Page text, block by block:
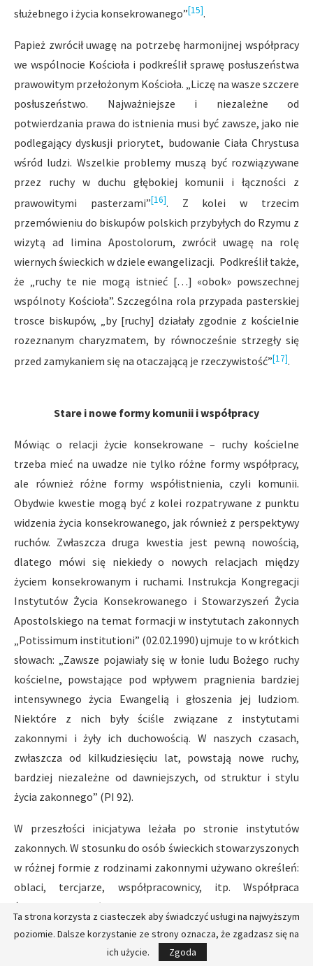
służebnego i życia konsekrowanego”[15].
Papież zwrócił uwagę na potrzebę harmonijnej współpracy
we wspólnocie Kościoła i podkreślił sprawę posłuszeństwa
prawowitym przełożonym Kościoła. „Liczę na wasze szczere
posłuszeństwo. Najważniejsze i niezależne od
potwierdzania prawa do istnienia musi być zawsze, jako nie
podlegający dyskusji priorytet, budowanie Ciała Chrystusa
wśród ludzi. Wszelkie problemy muszą być rozwiązywane
przez ruchy w duchu głębokiej komunii i łączności z
prawowitymi pasterzami”[16]. Z kolei w trzecim
przemówieniu do biskupów polskich przybyłych do Rzymu z
wizytą ad limina Apostolorum, zwrócił uwagę na rolę
wiernych świeckich w dziele ewangelizacji. Podkreślił także,
że „ruchy te nie mogą istnieć […] «obok» powszechnej
wspólnoty Kościoła”. Szczególna rola przypada pasterskiej
trosce biskupów, „by [ruchy] działały zgodnie z kościelnie
rozeznanym charyzmatem, by równocześnie strzegły się
przed zamykaniem się na otaczającą je rzeczywistość”[17].
Stare i nowe formy komunii i współpracy
Mówiąc o relacji życie konsekrowane – ruchy kościelne
trzeba mieć na uwadze nie tylko różne formy współpracy,
ale również różne formy współistnienia, czyli komunii.
Obydwie kwestie mogą być z kolei rozpatrywane z punktu
widzenia życia konsekrowanego, jak również z perspektywy
ruchów. Zwłaszcza druga kwestia jest pewną nowością,
dlatego mówi się niekiedy o nowych relacjach między
życiem konsekrowanym i ruchami. Instrukcja Kongregacji
Instytutów Życia Konsekrowanego i Stowarzyszeń Życia
Apostolskiego na temat formacji w instytutach zakonnych
„Potissimum institutioni” (02.02.1990) ujmuje to w krótkich
słowach: „Zawsze pojawiały się w łonie ludu Bożego ruchy
kościelne, powstające pod wpływem pragnienia bardziej
intensywnego życia Ewangelią i głoszenia jej ludziom.
Niektóre z nich były ściśle związane z instytutami
zakonnymi i żyły ich duchowością. W naszych czasach,
zwłaszcza od kilkudziesięciu lat, powstają nowe ruchy,
bardziej niezależne od dawniejszych, od struktur i stylu
życia zakonnego” (PI 92).
W przeszłości inicjatywa leżała po stronie instytutów
zakonnych. W stosunku do osób świeckich stowarzyszonych
w różnej formie z rodzinami zakonnymi używano określeń:
oblaci, tercjarze, współpracownicy, itp. Współpraca
świeckich polegała na pewnego rodzaju uczestnictwie w
dobrach duchowych konkretnej rodziny zakonnej.
Przeważała forma duchowego ojcostwa zakonników w
Ta strona korzysta z ciasteczek aby świadczyć usługi na najwyższym
poziomie. Dalsze korzystanie ze strony oznacza, że zgadzasz się na
ich użycie.
Zgoda